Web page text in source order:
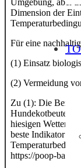
Umgebung, aber
Dimension der
Für eine
(1) Einsatz
(2) Vermeidung
Zu (1): Die
Hundekotbeuteln
hiesigen
beste Indikator für
https://poop-